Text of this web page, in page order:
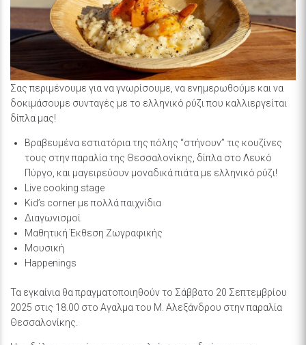
Σας περιμένουμε για να γνωρίσουμε, να ενημερωθούμε και να
δοκιμάσουμε συνταγές με το ελληνικό ρύζι που καλλιεργείται
δίπλα μας!
Βραβευμένα εστιατόρια της πόλης “στήνουν” τις κουζίνες
τους στην παραλία της Θεσσαλονίκης, δίπλα στο Λευκό
Πύργο, και μαγειρεύουν μοναδικά πιάτα με ελληνικό ρύζι!
Live cooking stage
Kid’s corner με πολλά παιχνίδια
Διαγωνισμοί
Μαθητική Έκθεση Ζωγραφικής
Μουσική
Happenings
Τα εγκαίνια θα πραγματοποιηθούν το Σάββατο 20 Σεπτεμβρίου
2025 στις 18.00 στο Αγαλμα του Μ. Αλεξάνδρου στην παραλία
Θεσσαλονίκης.